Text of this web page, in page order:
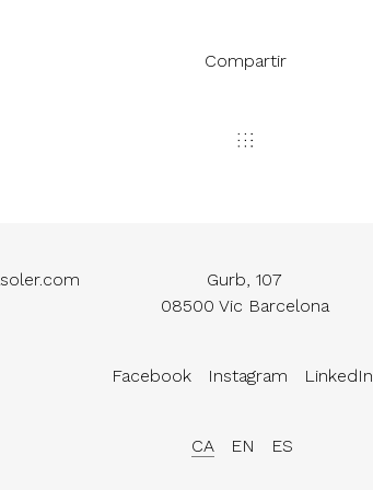
Compartir
Gurb, 107
08500 Vic Barcelona
Facebook Instagram LinkedIn
CA EN ES